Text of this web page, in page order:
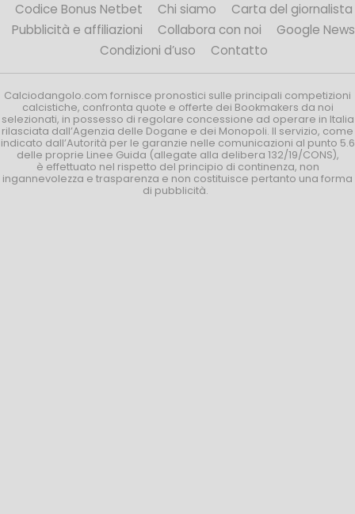
Codice Bonus Netbet
Chi siamo
Carta del giornalista
Pubblicità e affiliazioni
Collabora con noi
Google News
Condizioni d’uso
Contatto
Calciodangolo.com fornisce pronostici sulle principali competizioni
calcistiche, confronta quote e offerte dei Bookmakers da noi
selezionati, in possesso di regolare concessione ad operare in Italia
rilasciata dall’Agenzia delle Dogane e dei Monopoli. Il servizio, come
indicato dall’Autorità per le garanzie nelle comunicazioni al punto 5.6
delle proprie Linee Guida (allegate alla delibera 132/19/CONS),
è effettuato nel rispetto del principio di continenza, non
ingannevolezza e trasparenza e non costituisce pertanto una forma
di pubblicità.